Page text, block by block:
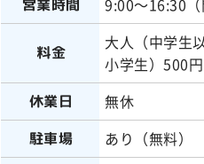
営業時間 9:00～16:30（
料金
大人（中学生
小学生）500円
休業日 無休
駐車場 あり（無料）